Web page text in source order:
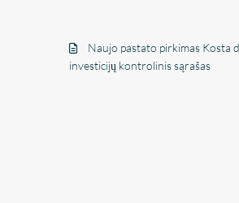
Naujo pastato pirkimas Kosta
investicijų kontrolinis sąrašas